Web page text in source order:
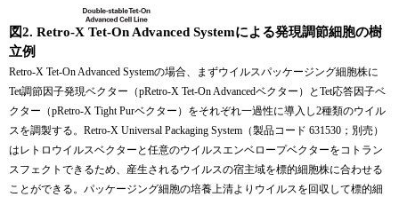
図2. Retro-X Tet-On Advanced Systemによる発現調節細胞の樹
立例
Retro-X Tet-On Advanced Systemの場合、まずウイルスパッケージング細胞株に
Tet調節因子発現ベクター（pRetro-X Tet-On Advancedベクター）とTet応答因子ベ
クター（pRetro-X Tight Purベクター）をそれぞれ一過性に導入し2種類のウイル
スを調製する。Retro-X Universal Packaging System（製品コード 631530；別売）
はレトロウイルスベクターと任意のウイルスエンベロープベクターをコトラン
スフェクトできるため、産生されるウイルスの宿主域を標的細胞株に合わせる
ことができる。パッケージング細胞の培養上清よりウイルスを回収して標的細